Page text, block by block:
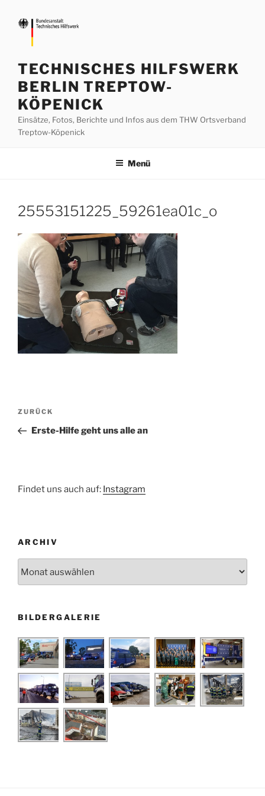
Inhalt
springen
TECHNISCHES HILFSWERK
BERLIN TREPTOW-
KÖPENICK
Einsätze, Fotos, Berichte und Infos aus dem THW Ortsverband
Treptow-Köpenick
Menü
25553151225_59261ea01c_o
Beitragsnavigation
Vorheriger
Beitrag
ZURÜCK
Erste-Hilfe geht uns alle an
Findet uns auch auf: Instagram
ARCHIV
BILDERGALERIE